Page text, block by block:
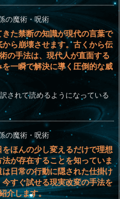
の魔術・呪術
た禁断の知識が現代の言葉で
ら崩壊させます。古くから伝
の手法は、現代人が直面する
一瞬で解決に導く圧倒的な威
されて読めるようになっている
の魔術・呪術
ほんの少し変えるだけで理想
が存在することを知っていま
日常の行動に隠された仕掛け
すぐ試せる現実改変の手法を
介します。